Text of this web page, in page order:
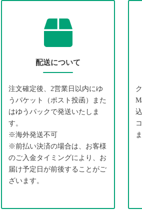
配送について
注文確定後、2営業日以内にゆ
うパケット（ポスト投函）また
はゆうパックで発送いたしま
す。
※海外発送不可
※前払い決済の場合は、お客様
のご入金タイミングにより、お
届け予定日が前後することがご
ざいます。